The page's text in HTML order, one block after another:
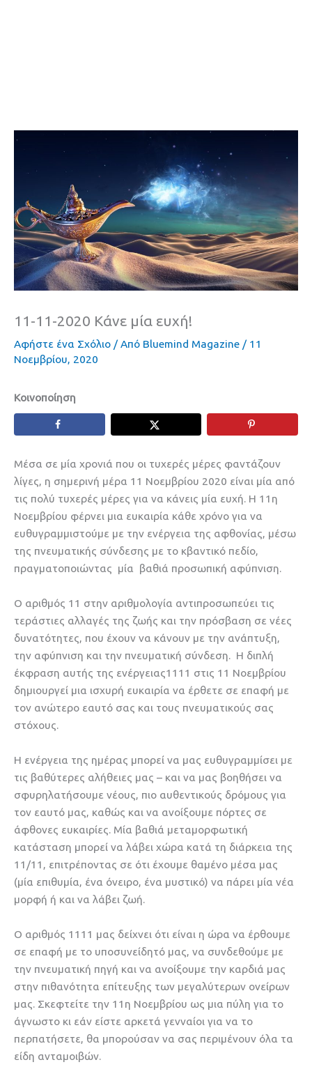
11-11-2020 Κάνε μία ευχή!
Αφήστε ένα Σχόλιο / Από Bluemind Magazine / 11
Νοεμβρίου, 2020
Κοινοποίηση
Μέσα σε μία χρονιά που οι τυχερές μέρες φαντάζουν
λίγες, η σημερινή μέρα 11 Νοεμβρίου 2020 είναι μία από
τις πολύ τυχερές μέρες για να κάνεις μία ευχή. Η 11η
Νοεμβρίου φέρνει μια ευκαιρία κάθε χρόνο για να
ευθυγραμμιστούμε με την ενέργεια της αφθονίας, μέσω
της πνευματικής σύνδεσης με το κβαντικό πεδίο,
πραγματοποιώντας μία βαθιά προσωπική αφύπνιση.
Ο αριθμός 11 στην αριθμολογία αντιπροσωπεύει τις
τεράστιες αλλαγές της ζωής και την πρόσβαση σε νέες
δυνατότητες, που έχουν να κάνουν με την ανάπτυξη,
την αφύπνιση και την πνευματική σύνδεση. Η διπλή
έκφραση αυτής της ενέργειας1111 στις 11 Νοεμβρίου
δημιουργεί μια ισχυρή ευκαιρία να έρθετε σε επαφή με
τον ανώτερο εαυτό σας και τους πνευματικούς σας
στόχους.
Η ενέργεια της ημέρας μπορεί να μας ευθυγραμμίσει με
τις βαθύτερες αλήθειες μας – και να μας βοηθήσει να
σφυρηλατήσουμε νέους, πιο αυθεντικούς δρόμους για
τον εαυτό μας, καθώς και να ανοίξουμε πόρτες σε
άφθονες ευκαιρίες. Μία βαθιά μεταμορφωτική
κατάσταση μπορεί να λάβει χώρα κατά τη διάρκεια της
11/11, επιτρέποντας σε ότι έχουμε θαμένο μέσα μας
(μία επιθυμία, ένα όνειρο, ένα μυστικό) να πάρει μία νέα
μορφή ή και να λάβει ζωή.
Ο αριθμός 1111 μας δείχνει ότι είναι η ώρα να έρθουμε
σε επαφή με το υποσυνείδητό μας, να συνδεθούμε με
την πνευματική πηγή και να ανοίξουμε την καρδιά μας
στην πιθανότητα επίτευξης των μεγαλύτερων ονείρων
μας. Σκεφτείτε την 11η Νοεμβρίου ως μια πύλη για το
άγνωστο κι εάν είστε αρκετά γενναίοι για να το
περπατήσετε, θα μπορούσαν να σας περιμένουν όλα τα
είδη ανταμοιβών.